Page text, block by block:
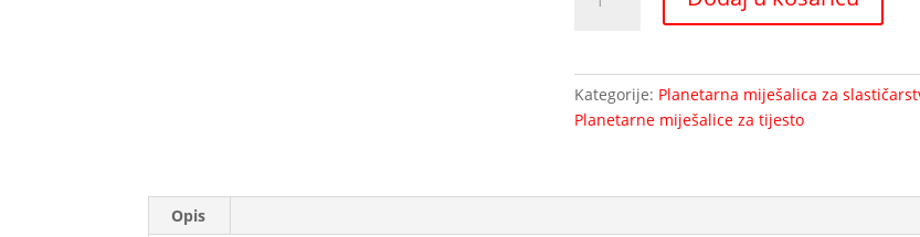
mješalica
Kategorije: Planetarna miješalica za
Planetarne miješalice za tijesto
Opis